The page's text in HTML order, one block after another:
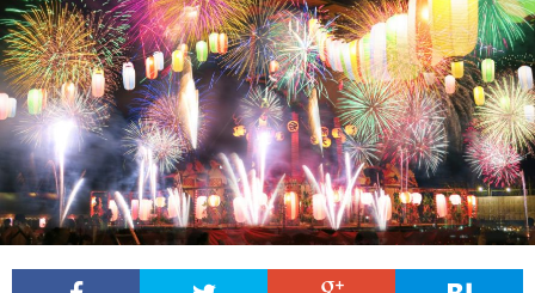
ル
番
組
事
ネ
タ
IT
ネ
タ
そ
の
他